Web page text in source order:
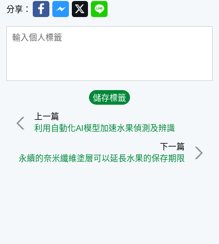
分享： FacebookMessenger
TwitterLine
上一篇
利用自動化AI模型加速水果偵測及辨識
下一篇
永續的奈米纖維塗層可以延長水果的保存期限